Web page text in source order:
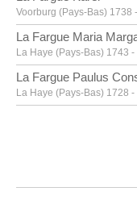
Voorburg (Pays-Bas) 1738
La Fargue Maria
La Haye (Pays-Bas) 1743 -
La Fargue Paulus
La Haye (Pays-Bas) 1728